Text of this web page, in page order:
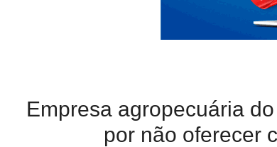
Empresa agropecuária
por não oferecer